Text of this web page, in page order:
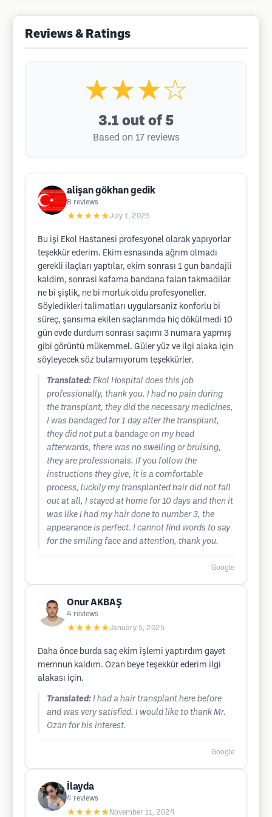
Reviews & Ratings
★★★☆
3.1 out of 5
Based on 17 reviews
alişan gökhan gedik
8 reviews
★★★★★July 1, 2025
Bu işi Ekol Hastanesi profesyonel olarak yapıyorlar
teşekkür ederim. Ekim esnasında ağrım olmadı
gerekli ilaçları yaptılar, ekim sonrası 1 gun bandajli
kaldim, sonrasi kafama bandana falan takmadilar
ne bi şişlik, ne bi morluk oldu profesyoneller.
Söyledikleri talimatları uygularsaniz konforlu bi
süreç, şansıma ekilen saçlarımda hiç dökülmedi 10
gün evde durdum sonrası saçımı 3 numara yapmış
gibi görüntü mükemmel. Güler yüz ve ilgi alaka için
söyleyecek söz bulamıyorum teşekkürler.
Translated: Ekol Hospital does this job
professionally, thank you. I had no pain during
the transplant, they did the necessary medicines,
I was bandaged for 1 day after the transplant,
they did not put a bandage on my head
afterwards, there was no swelling or bruising,
they are professionals. If you follow the
instructions they give, it is a comfortable
process, luckily my transplanted hair did not fall
out at all, I stayed at home for 10 days and then it
was like I had my hair done to number 3, the
appearance is perfect. I cannot find words to say
for the smiling face and attention, thank you.
Google
Onur AKBAŞ
4 reviews
★★★★★January 5, 2025
Daha önce burda saç ekim işlemi yaptırdım gayet
memnun kaldım. Ozan beye teşekkür ederim ilgi
alakası için.
Translated: I had a hair transplant here before
and was very satisfied. I would like to thank Mr.
Ozan for his interest.
Google
İlayda
4 reviews
★★★★★ November 11, 2024